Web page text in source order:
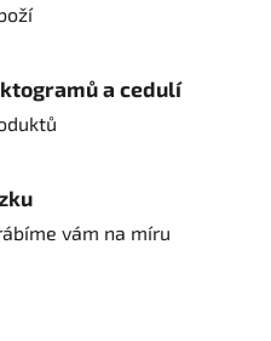
a cedulí
vám na míru